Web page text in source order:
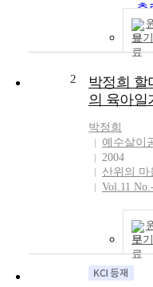
출
출
보기
2
박정희 할
의 육아일
박정희
예수살이
2004
산위의 마
Vol.11
보기